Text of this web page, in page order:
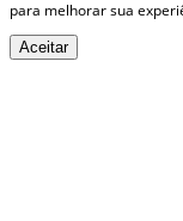
para melhorar sua
Aceitar